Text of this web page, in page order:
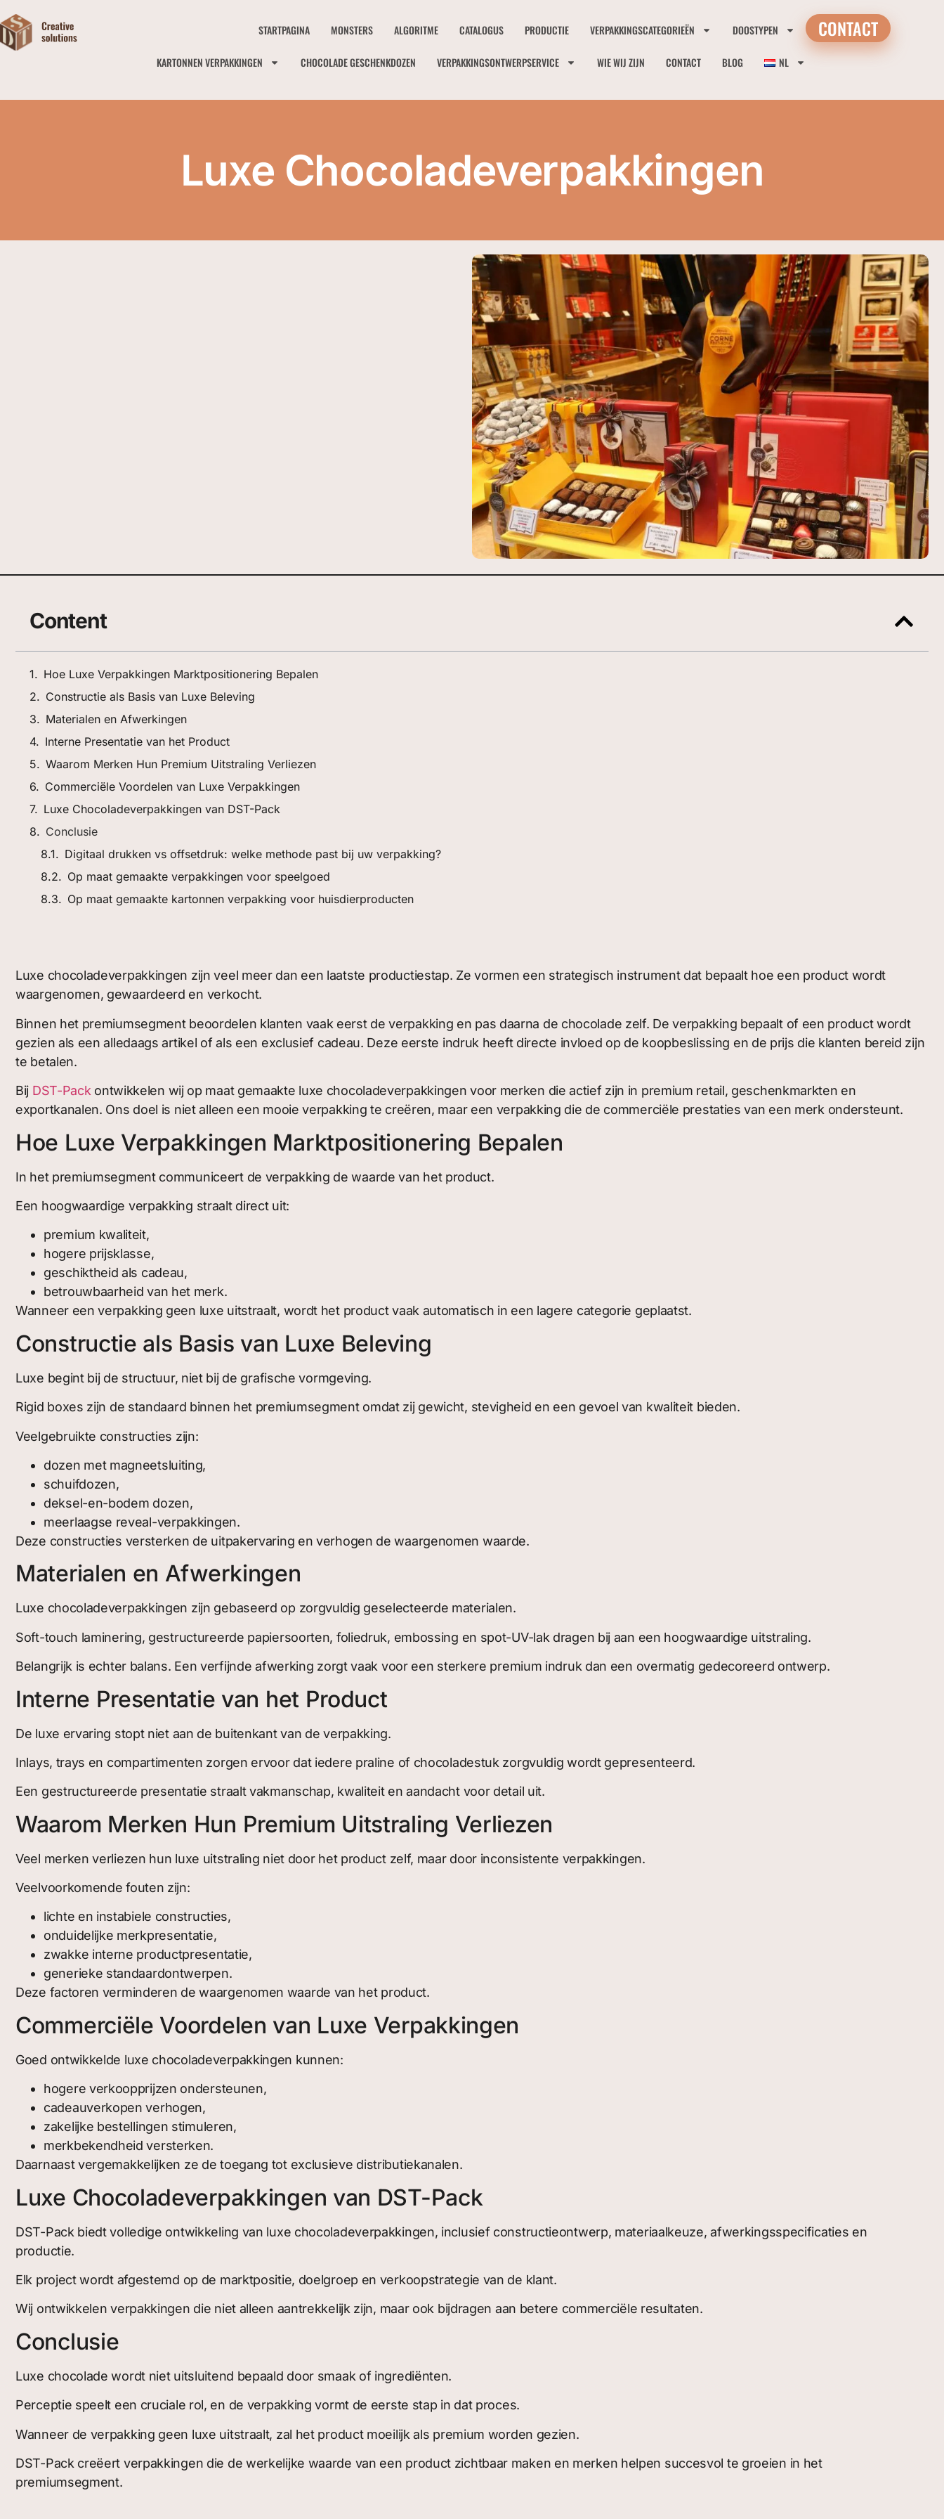
STARTPAGINA MONSTERS ALGORITME CATALOGUS PRODUCTIE VERPAKKINGSCATEGORIEËN DOOSTYPEN
KARTONNEN VERPAKKINGEN CHOCOLADE GESCHENKDOZEN VERPAKKINGSONTWERPSERVICE WIE WIJ ZIJN CONTACT BLOG NL
CONTACT
Luxe Chocoladeverpakkingen
Content
Hoe Luxe Verpakkingen Marktpositionering Bepalen
Constructie als Basis van Luxe Beleving
Materialen en Afwerkingen
Interne Presentatie van het Product
Waarom Merken Hun Premium Uitstraling Verliezen
Commerciële Voordelen van Luxe Verpakkingen
Luxe Chocoladeverpakkingen van DST-Pack
Conclusie
Digitaal drukken vs offsetdruk: welke methode past bij uw verpakking?
Op maat gemaakte verpakkingen voor speelgoed
Op maat gemaakte kartonnen verpakking voor huisdierproducten
Luxe chocoladeverpakkingen zijn veel meer dan een laatste productiestap. Ze vormen een strategisch instrument dat bepaalt hoe een product wordt
waargenomen, gewaardeerd en verkocht.
Binnen het premiumsegment beoordelen klanten vaak eerst de verpakking en pas daarna de chocolade zelf. De verpakking bepaalt of een product wordt
gezien als een alledaags artikel of als een exclusief cadeau. Deze eerste indruk heeft directe invloed op de koopbeslissing en de prijs die klanten bereid zijn
te betalen.
Bij DST-Packontwikkelen wij op maat gemaakte luxe chocoladeverpakkingen voor merken die actief zijn in premium retail, geschenkmarkten en
exportkanalen. Ons doel is niet alleen een mooie verpakking te creëren, maar een verpakking die de commerciële prestaties van een merk ondersteunt.
Hoe Luxe Verpakkingen Marktpositionering Bepalen
In het premiumsegment communiceert de verpakking de waarde van het product.
Een hoogwaardige verpakking straalt direct uit:
premium kwaliteit,
hogere prijsklasse,
geschiktheid als cadeau,
betrouwbaarheid van het merk.
Wanneer een verpakking geen luxe uitstraalt, wordt het product vaak automatisch in een lagere categorie geplaatst.
Constructie als Basis van Luxe Beleving
Luxe begint bij de structuur, niet bij de grafische vormgeving.
Rigid boxes zijn de standaard binnen het premiumsegment omdat zij gewicht, stevigheid en een gevoel van kwaliteit bieden.
Veelgebruikte constructies zijn:
dozen met magneetsluiting,
schuifdozen,
deksel-en-bodem dozen,
meerlaagse reveal-verpakkingen.
Deze constructies versterken de uitpakervaring en verhogen de waargenomen waarde.
Materialen en Afwerkingen
Luxe chocoladeverpakkingen zijn gebaseerd op zorgvuldig geselecteerde materialen.
Soft-touch laminering, gestructureerde papiersoorten, foliedruk, embossing en spot-UV-lak dragen bij aan een hoogwaardige uitstraling.
Belangrijk is echter balans. Een verfijnde afwerking zorgt vaak voor een sterkere premium indruk dan een overmatig gedecoreerd ontwerp.
Interne Presentatie van het Product
De luxe ervaring stopt niet aan de buitenkant van de verpakking.
Inlays, trays en compartimenten zorgen ervoor dat iedere praline of chocoladestuk zorgvuldig wordt gepresenteerd.
Een gestructureerde presentatie straalt vakmanschap, kwaliteit en aandacht voor detail uit.
Waarom Merken Hun Premium Uitstraling Verliezen
Veel merken verliezen hun luxe uitstraling niet door het product zelf, maar door inconsistente verpakkingen.
Veelvoorkomende fouten zijn:
lichte en instabiele constructies,
onduidelijke merkpresentatie,
zwakke interne productpresentatie,
generieke standaardontwerpen.
Deze factoren verminderen de waargenomen waarde van het product.
Commerciële Voordelen van Luxe Verpakkingen
Goed ontwikkelde luxe chocoladeverpakkingen kunnen:
hogere verkoopprijzen ondersteunen,
cadeauverkopen verhogen,
zakelijke bestellingen stimuleren,
merkbekendheid versterken.
Daarnaast vergemakkelijken ze de toegang tot exclusieve distributiekanalen.
Luxe Chocoladeverpakkingen van DST-Pack
DST-Pack biedt volledige ontwikkeling van luxe chocoladeverpakkingen, inclusief constructieontwerp, materiaalkeuze, afwerkingsspecificaties en
productie.
Elk project wordt afgestemd op de marktpositie, doelgroep en verkoopstrategie van de klant.
Wij ontwikkelen verpakkingen die niet alleen aantrekkelijk zijn, maar ook bijdragen aan betere commerciële resultaten.
Conclusie
Luxe chocolade wordt niet uitsluitend bepaald door smaak of ingrediënten.
Perceptie speelt een cruciale rol, en de verpakking vormt de eerste stap in dat proces.
Wanneer de verpakking geen luxe uitstraalt, zal het product moeilijk als premium worden gezien.
DST-Pack creëert verpakkingen die de werkelijke waarde van een product zichtbaar maken en merken helpen succesvol te groeien in het
premiumsegment.